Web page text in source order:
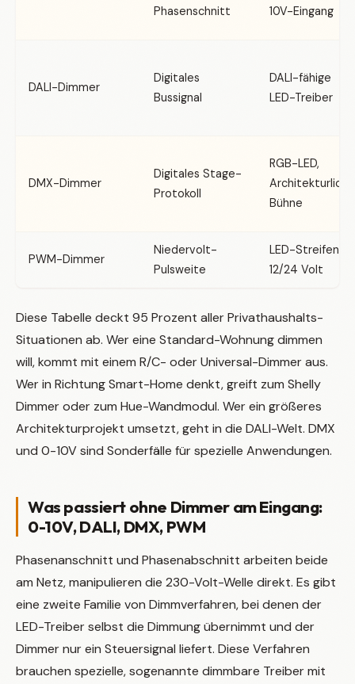
Phasenschnitt
10V-Eingang
DALI-Dimmer
Digitales
Bussignal
DALI-fähige
LED-Treiber
DMX-Dimmer
Digitales Stage-
Protokoll
RGB-LED,
Bühne
PWM-Dimmer
Niedervolt-
Pulsweite
LED-Streifen
12/24 Volt
Diese Tabelle deckt 95 Prozent aller Privathaushalts-
Situationen ab. Wer eine Standard-Wohnung dimmen
will, kommt mit einem R/C- oder Universal-Dimmer aus.
Wer in Richtung Smart-Home denkt, greift zum Shelly
Dimmer oder zum Hue-Wandmodul. Wer ein größeres
Architekturprojekt umsetzt, geht in die DALI-Welt. DMX
und 0-10V sind Sonderfälle für spezielle Anwendungen.
Was passiert ohne Dimmer am Eingang:
0-10V, DALI, DMX, PWM
Phasenanschnitt und Phasenabschnitt arbeiten beide
am Netz, manipulieren die 230-Volt-Welle direkt. Es gibt
eine zweite Familie von Dimmverfahren, bei denen der
LED-Treiber selbst die Dimmung übernimmt und der
Dimmer nur ein Steuersignal liefert. Diese Verfahren
brauchen spezielle, sogenannte dimmbare Treiber mit